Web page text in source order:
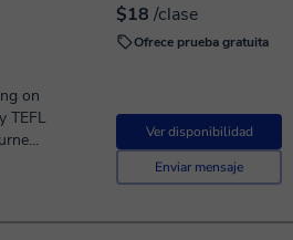
$18 /clase
Ofrece prueba gratuita
Ver disponibilidad
Enviar mensaje
on
TEFL